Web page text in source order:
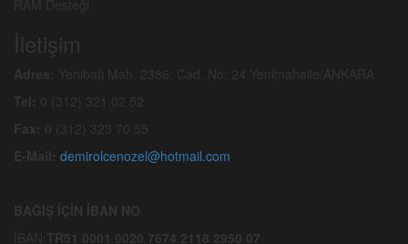
RAM Desteği
İletişim
Adres:
Yenibatı Mah. 2386. Cad. No: 24 Yenimahalle/ANKARA
0 (312) 321 02 52
Fax:
0 (312) 323 70 55
E-Mail:
demirolcenozel@hotmail.com
BAĞIŞ İÇİN İBAN NO
İBAN:
TR51 0001 0020 7674 2118 2950 07